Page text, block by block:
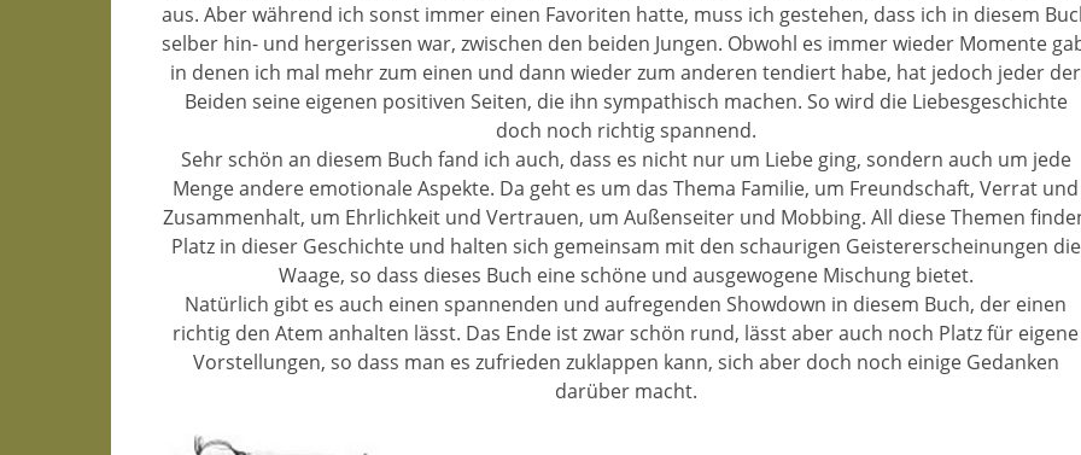
aus. Aber während ich sonst immer einen Favoriten hatte, muss ich gestehen, dass ich in diesem
selber hin- und hergerissen war, zwischen den beiden Jungen. Obwohl es immer wieder Momente
in denen ich mal mehr zum einen und dann wieder zum anderen tendiert habe, hat jedoch jeder der
Beiden seine eigenen positiven Seiten, die ihn sympathisch machen. So wird die Liebesgeschichte
doch noch richtig spannend.
Sehr schön an diesem Buch fand ich auch, dass es nicht nur um Liebe ging, sondern auch um jede
Menge andere emotionale Aspekte. Da geht es um das Thema Familie, um Freundschaft, Verrat und
Zusammenhalt, um Ehrlichkeit und Vertrauen, um Außenseiter und Mobbing. All diese Themen
Platz in dieser Geschichte und halten sich gemeinsam mit den schaurigen Geistererscheinungen die
Waage, so dass dieses Buch eine schöne und ausgewogene Mischung bietet.
Natürlich gibt es auch einen spannenden und aufregenden Showdown in diesem Buch, der einen
richtig den Atem anhalten lässt. Das Ende ist zwar schön rund, lässt aber auch noch Platz für eigene
Vorstellungen, so dass man es zufrieden zuklappen kann, sich aber doch noch einige Gedanken
darüber macht.